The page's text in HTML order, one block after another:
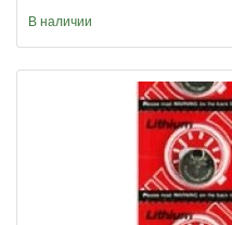
В наличии